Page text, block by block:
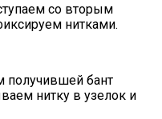
со вторым
нитками.
получившей бант
нитку в узелок и